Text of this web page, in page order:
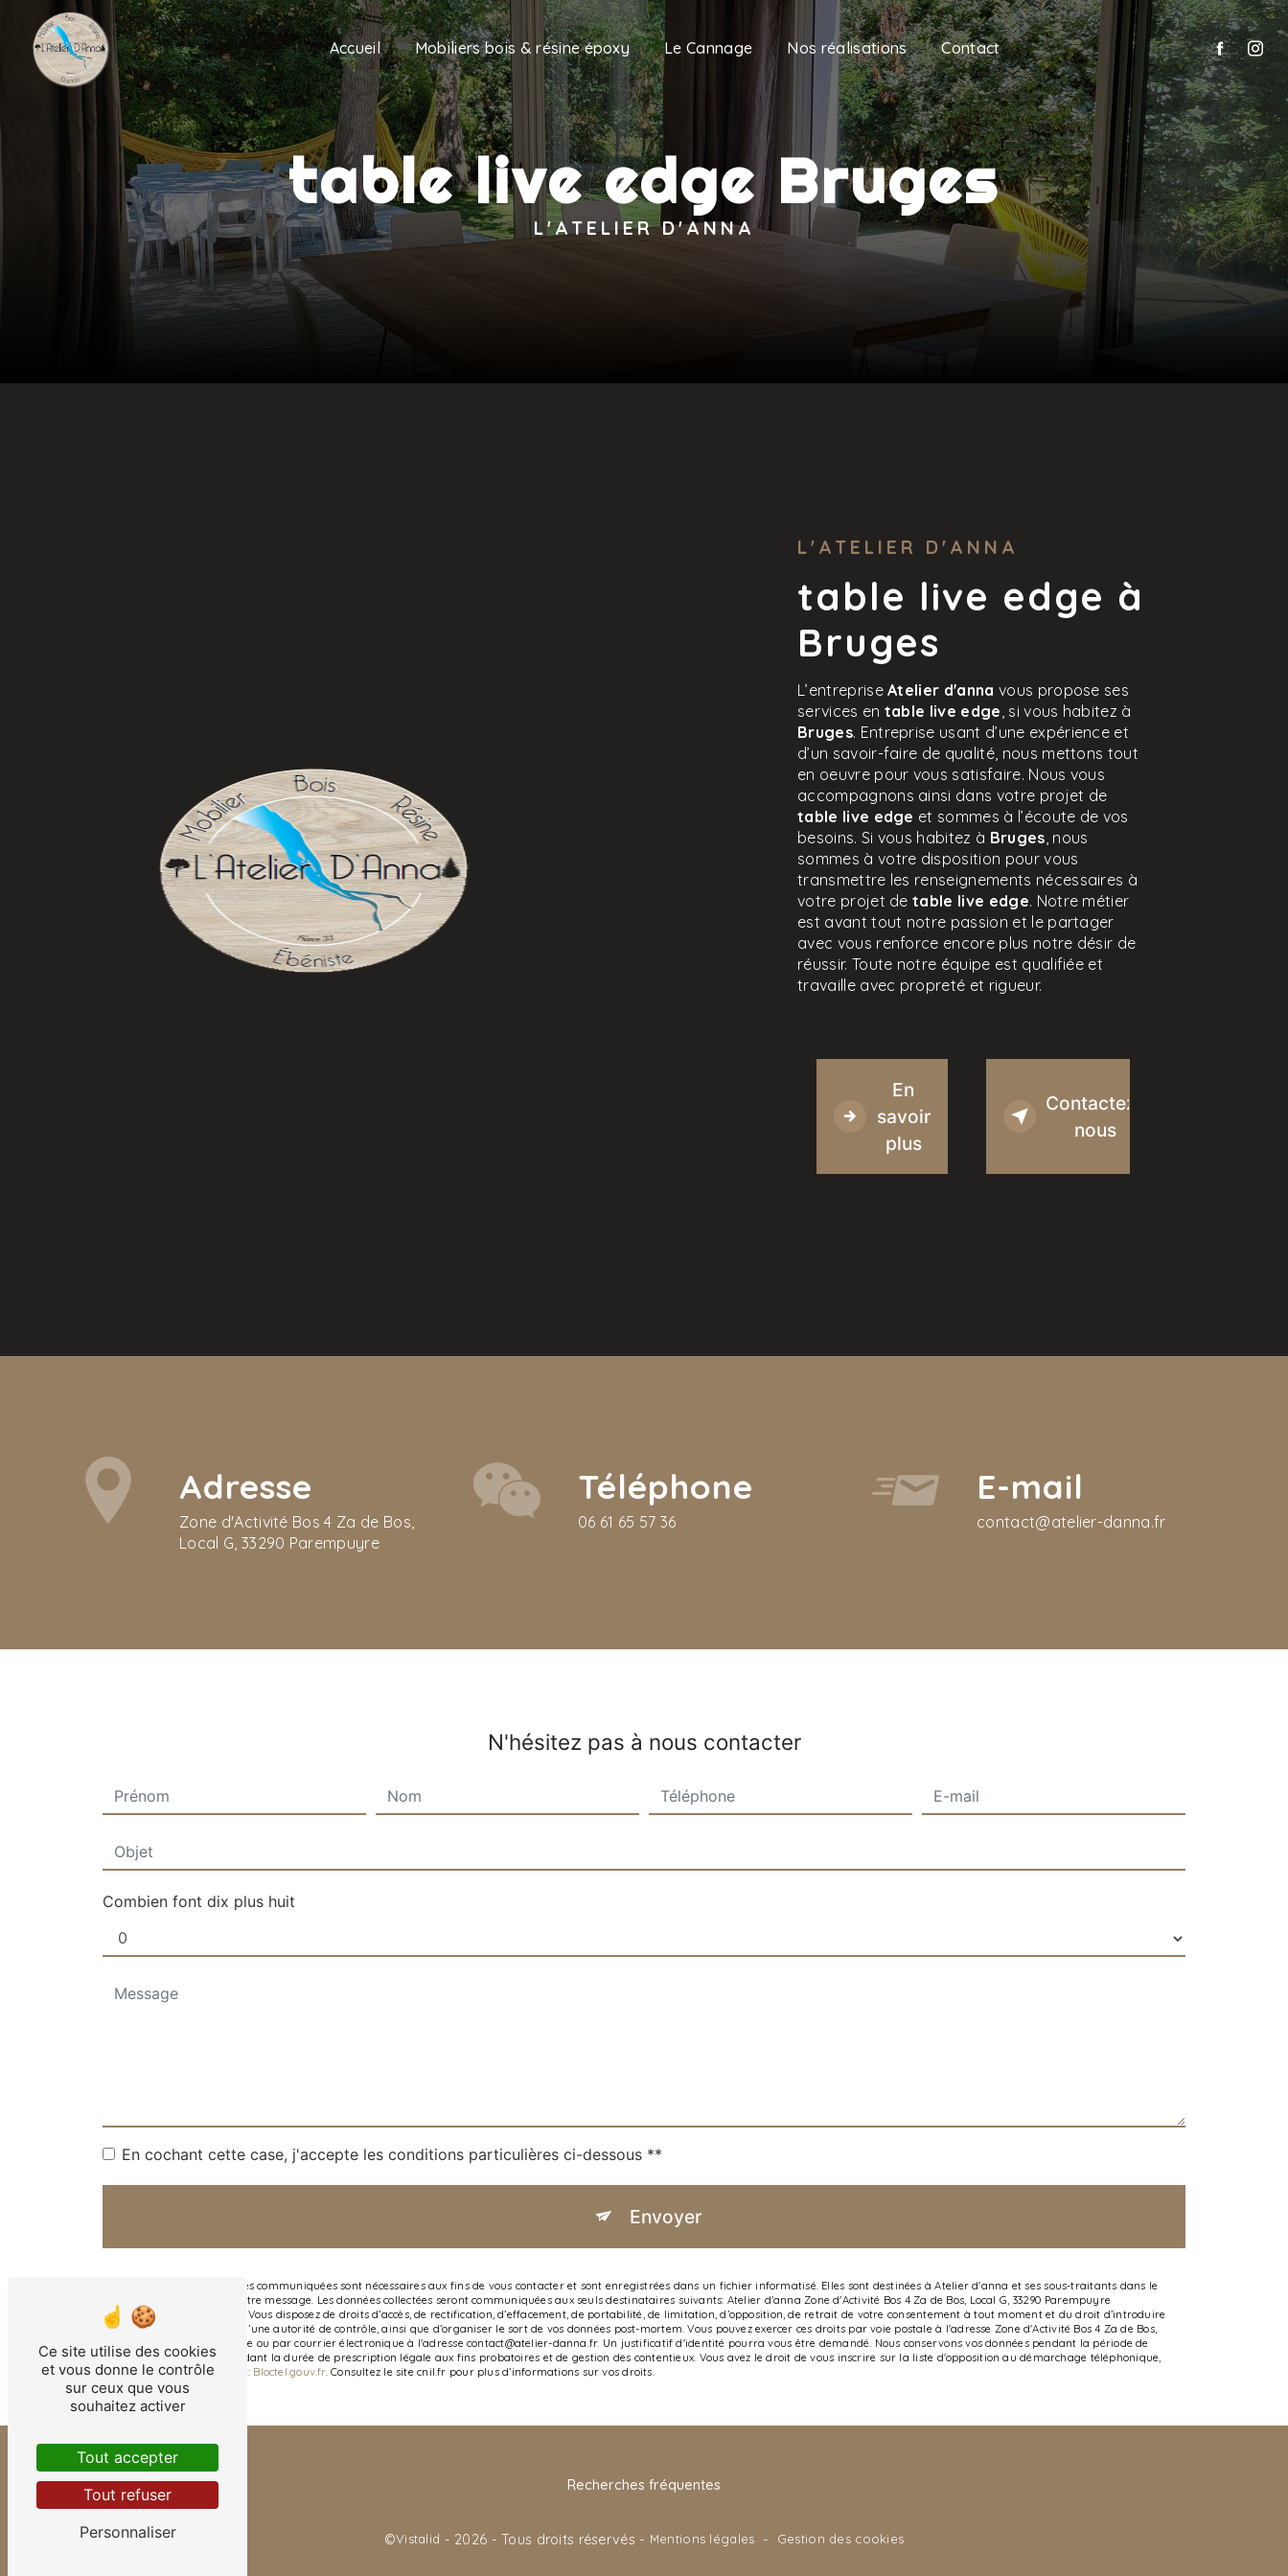
Accueil Mobiliers bois & résine époxy Le Cannage Nos réalisations Contact
table live edge Bruges
L'ATELIER D'ANNA
L'ATELIER D'ANNA
table live edge à
Bruges
L’entrepriseAtelier d'anna vous propose ses
services en table live edge, si vous habitez à
Bruges. Entreprise usant d’une expérience et
d’un savoir-faire de qualité, nous mettons tout
en oeuvre pour vous satisfaire. Nous vous
accompagnons ainsi dans votre projet de
table live edge et sommes à l’écoute de vos
besoins. Si vous habitez à Bruges, nous
sommes à votre disposition pour vous
transmettre les renseignements nécessaires à
votre projet detable live edge. Notre métier
est avant tout notre passion et le partager
avec vous renforce encore plus notre désir de
réussir. Toute notre équipe est qualifiée et
travaille avec propreté et rigueur.
En
savoir
plus
Contactez-
nous
Adresse
Zone d'Activité Bos 4 Za de Bos,
Local G, 33290 Parempuyre
Téléphone
06 61 65 57 36
E-mail
contact@atelier-danna.fr
N'hésitez pas à nous contacter
Combien font dix plus huit
En cochant cette case, j'accepte les conditions particulières ci-dessous **
Envoyer
** Les données personnelles communiquées sont nécessaires aux fins de vous contacter et sont enregistrées dans un fichier informatisé. Elles sont destinées à Atelier d'anna et ses sous-traitants dans le
seul but de répondre à votre message. Les données collectées seront communiquées aux seuls destinataires suivants: Atelier d'anna Zone d'Activité Bos 4 Za de Bos, Local G, 33290 Parempuyre
contact@atelier-danna.fr. Vous disposez de droits d’accès, de rectification, d’effacement, de portabilité, de limitation, d’opposition, de retrait de votre consentement à tout moment et du droit d’introduire
une réclamation auprès d’une autorité de contrôle, ainsi que d’organiser le sort de vos données post-mortem. Vous pouvez exercer ces droits par voie postale à l'adresse Zone d'Activité Bos 4 Za de Bos,
Local G, 33290 Parempuyre ou par courrier électronique à l'adresse contact@atelier-danna.fr. Un justificatif d'identité pourra vous être demandé. Nous conservons vos données pendant la période de
prise de contact puis pendant la durée de prescription légale aux fins probatoires et de gestion des contentieux. Vous avez le droit de vous inscrire sur la liste d'opposition au démarchage téléphonique,
disponible à cette adresse: Bloctel.gouv.fr. Consultez le site cnil.fr pour plus d’informations sur vos droits.
Recherches fréquentes
©Vistalid - 2026 - Tous droits réservés - Mentions légales - Gestion des cookies
Panneau de gestion des cookies
Ce site utilise des cookies
et vous donne le contrôle
sur ceux que vous
souhaitez activer
Tout accepter
Tout refuser
Personnaliser